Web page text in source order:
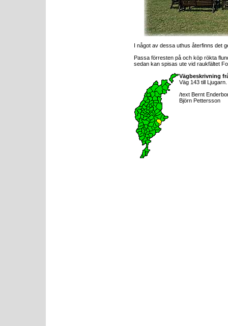
I något av dessa uthus återfinns det
Passa förresten på och köp rökta
sedan kan spisas ute vid raukfältet
Vägbeskrivning
Väg 143 till Ljugarn.
/text Bernt
Björn Pettersson